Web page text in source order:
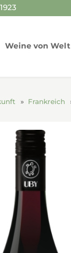
Weine von Welt
Frankreich